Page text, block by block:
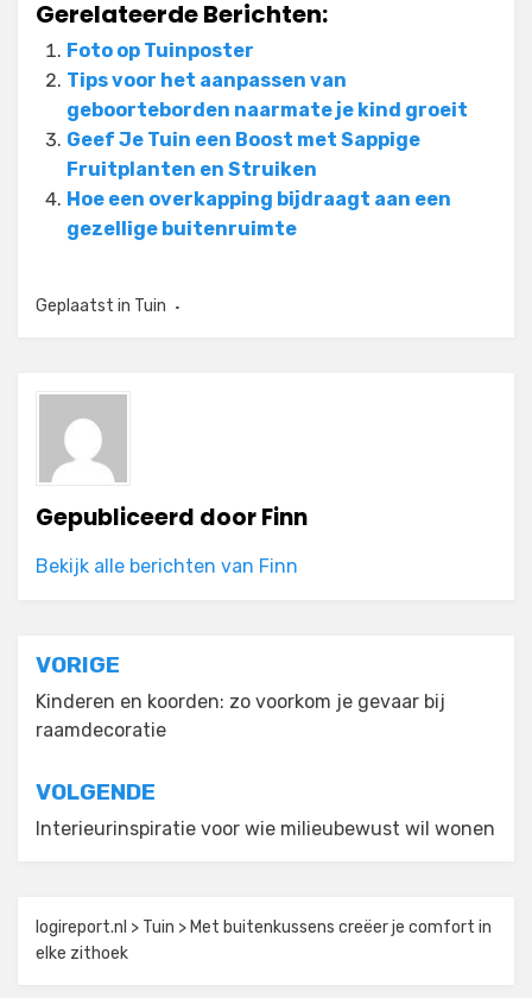
Gerelateerde Berichten:
Foto op Tuinposter
Tips voor het aanpassen van
geboorteborden naarmate je kind groeit
Geef Je Tuin een Boost met Sappige
Fruitplanten en Struiken
Hoe een overkapping bijdraagt aan een
gezellige buitenruimte
Geplaatst in Tuin
Gepubliceerd doorFinn
Bekijk alle berichten van Finn
Bericht
navigatie
VORIGE
Kinderen en koorden: zo voorkom je gevaar bij
raamdecoratie
VOLGENDE
Interieurinspiratie voor wie milieubewust wil wonen
logireport.nl > Tuin > Met buitenkussens creëer je comfort in
elke zithoek